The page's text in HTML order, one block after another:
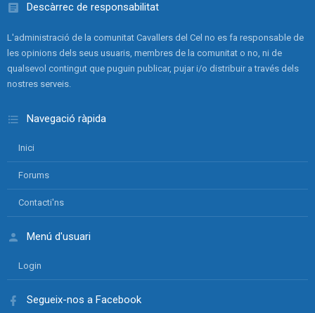
Descàrrec de responsabilitat
L'administració de la comunitat Cavallers del Cel no es fa responsable de
les opinions dels seus usuaris, membres de la comunitat o no, ni de
qualsevol contingut que puguin publicar, pujar i/o distribuir a través dels
nostres serveis.
Navegació ràpida
Inici
Forums
Contacti'ns
Menú d'usuari
Login
Segueix-nos a Facebook